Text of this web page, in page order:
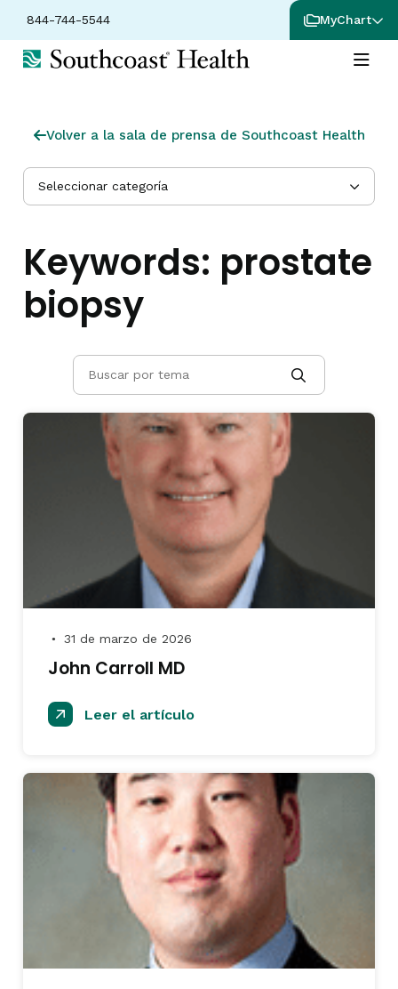
844-744-5544 MyChart
Volver a la sala de prensa de Southcoast Health
Seleccionar categoría
Keywords: prostate
biopsy
● 31 de marzo de 2026
John Carroll MD
Leer el artículo